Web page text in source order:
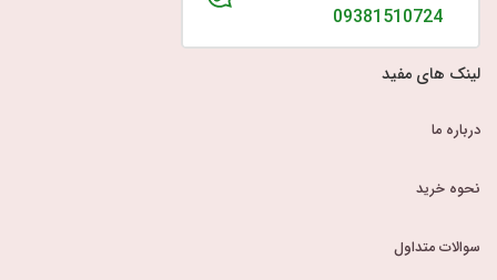
09381510724
لینک های مفید
درباره ما
نحوه خرید
سوالات متداول